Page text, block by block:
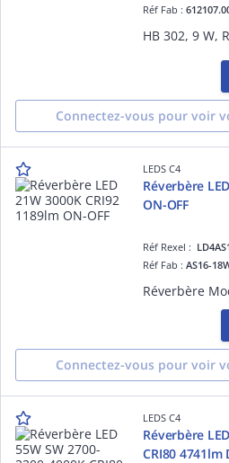
Réf Fab :
Connectez-vous pour voir
LEDS C4
Réverbère
ON-OFF
Réf Rexel :
Réf Fab :AS16-
Connectez-vous pour voir
LEDS C4
Réverbère
CRI80 4741lm